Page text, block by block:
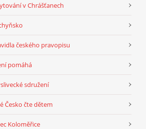
v Chrášťanech
českého pravopisu
pomáhá
sdružení
Česko čte dětem
Koloměřice